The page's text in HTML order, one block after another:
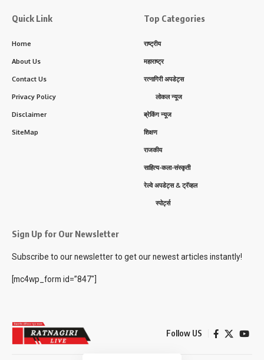
Quick Link
Home
About Us
Contact Us
Privacy Policy
Disclaimer
SiteMap
Top Categories
राष्ट्रीय
महाराष्ट्र
रत्नागिरी अपडेट्स
लोकल न्यूज
ब्रेकिंग न्यूज
शिक्षण
राजकीय
साहित्य-कला-संस्कृती
रेल्वे अपडेट्स & ट्रॅव्हल
स्पोर्ट्स
Sign Up for Our Newsletter
Subscribe to our newsletter to get our newest articles instantly!
[mc4wp_form id=”847″]
Follow US